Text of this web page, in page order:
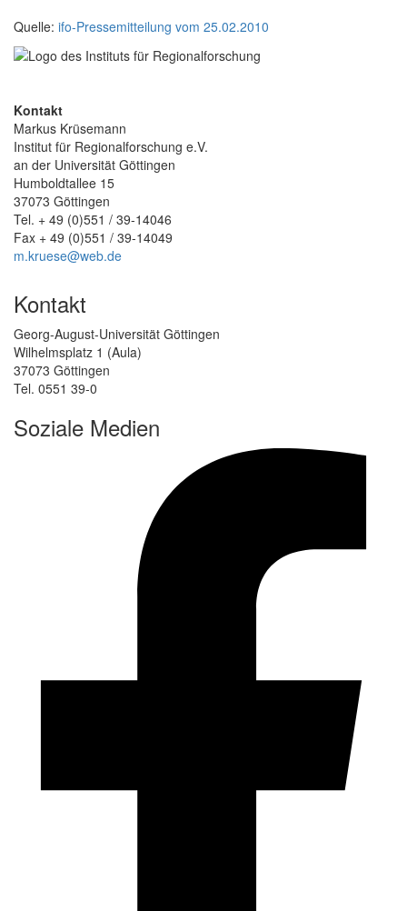
Quelle: ifo-Pressemitteilung vom 25.02.2010
Kontakt
Markus Krüsemann
Institut für Regionalforschung e.V.
an der Universität Göttingen
Humboldtallee 15
37073 Göttingen
Tel. + 49 (0)551 / 39-14046
Fax + 49 (0)551 / 39-14049
m.kruese@web.de
Kontakt
Georg-August-Universität Göttingen
Wilhelmsplatz 1 (Aula)
37073 Göttingen
Tel. 0551 39-0
Soziale Medien